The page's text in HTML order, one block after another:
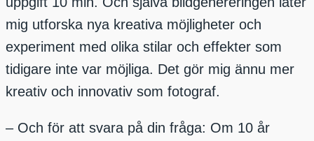
mig utforska nya kreativa möjligheter och
experiment med olika stilar och effekter som
tidigare inte var möjliga. Det gör mig ännu mer
kreativ och innovativ som fotograf.
– Och för att svara på din fråga: Om 10 år